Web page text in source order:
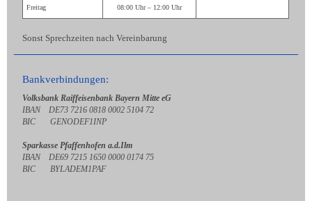
Freitag 08:00 Uhr – 12:00 Uhr
Sonst Sprechzeiten nach Vereinbarung
Bankverbindungen:
Volksbank Raiffeisenbank Bayern Mitte eG
IBAN DE73 7216 0818 0002 5104 72
BIC GENODEF1INP
Sparkasse Pfaffenhofen a.d.Ilm
IBAN DE69 7215 1650 0000 0174 75
BIC BYLADEM1PAF